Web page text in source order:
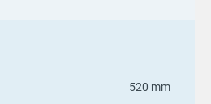
520 mm